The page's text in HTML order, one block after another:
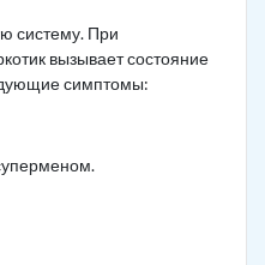
систему. При
вызывает состояние
симптомы: